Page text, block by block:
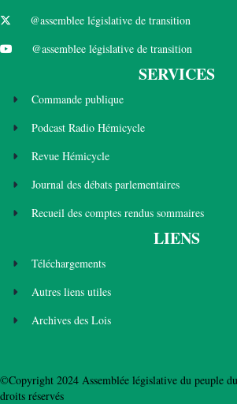
@assemblee législative de transition
@assemblee législative de transition
SERVICES
Commande publique
Podcast Radio Hémicycle
Revue Hémicycle
Journal des débats parlementaires
Recueil des comptes rendus sommaires
LIENS
Téléchargements
Autres liens utiles
Archives des Lois
©Copyright 2024 Assemblée législative du peuple
droits réservés